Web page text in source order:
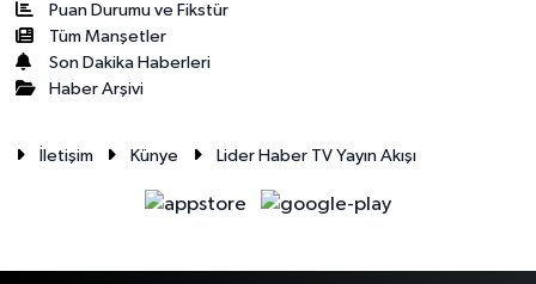
Puan Durumu ve Fikstür
Tüm Manşetler
Son Dakika Haberleri
Haber Arşivi
İletişim Künye Lider Haber TV Yayın Akışı